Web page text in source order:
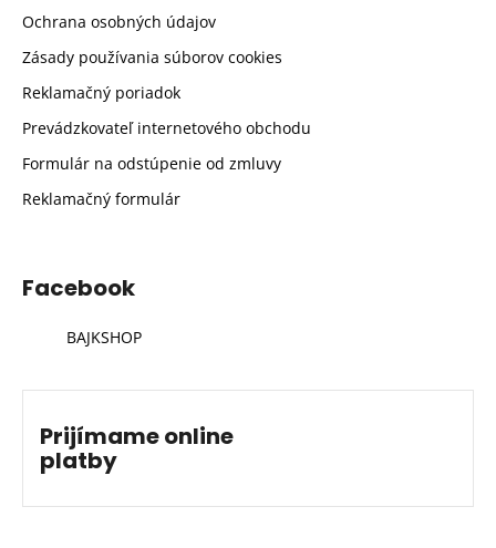
Ochrana osobných údajov
Zásady používania súborov cookies
Reklamačný poriadok
Prevádzkovateľ internetového obchodu
Formulár na odstúpenie od zmluvy
Reklamačný formulár
Facebook
BAJKSHOP
Prijímame online
platby